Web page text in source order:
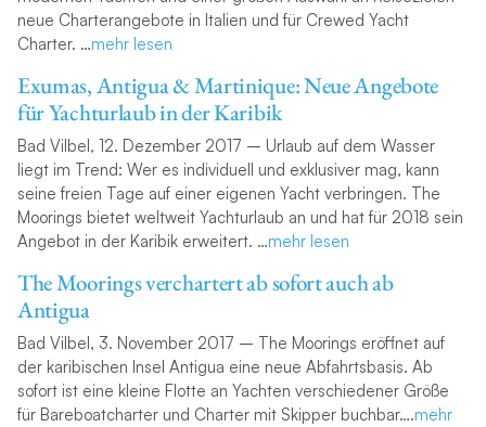
neue Charterangebote in Italien und für Crewed Yacht
Charter. …mehr lesen
Exumas, Antigua & Martinique: Neue Angebote
für Yachturlaub in der Karibik
Bad Vilbel, 12. Dezember 2017 – Urlaub auf dem Wasser
liegt im Trend: Wer es individuell und exklusiver mag, kann
seine freien Tage auf einer eigenen Yacht verbringen. The
Moorings bietet weltweit Yachturlaub an und hat für 2018 sein
Angebot in der Karibik erweitert. …mehr lesen
The Moorings verchartert ab sofort auch ab
Antigua
Bad Vilbel, 3. November 2017 – The Moorings eröffnet auf
der karibischen Insel Antigua eine neue Abfahrtsbasis. Ab
sofort ist eine kleine Flotte an Yachten verschiedener Größe
für Bareboatcharter und Charter mit Skipper buchbar….mehr